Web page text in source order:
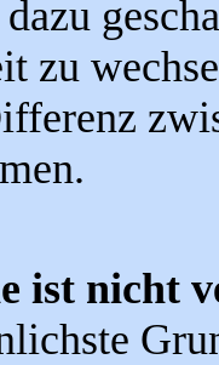
zu
ist nicht